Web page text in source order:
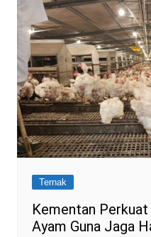
Ternak
Kementan
Ayam Guna Jaga